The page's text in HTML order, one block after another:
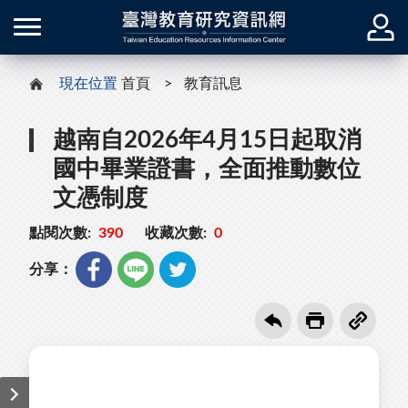
現在位置 首頁 教育訊息
越南自2026年4月15日起取消
國中畢業證書，全面推動數位
文憑制度
點閱次數: 390 收藏次數: 0
分享：